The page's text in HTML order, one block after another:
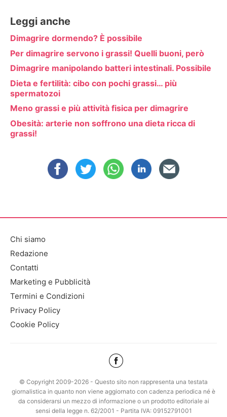
Leggi anche
Dimagrire dormendo? È possibile
Per dimagrire servono i grassi! Quelli buoni, però
Dimagrire manipolando batteri intestinali. Possibile
Dieta e fertilità: cibo con pochi grassi… più
spermatozoi
Meno grassi e più attività fisica per dimagrire
Obesità: arterie non soffrono una dieta ricca di
grassi!
Chi siamo
Redazione
Contatti
Marketing e Pubblicità
Termini e Condizioni
Privacy Policy
Cookie Policy
© Copyright 2009-2026 - Questo sito non rappresenta una testata
giornalistica in quanto non viene aggiornato con cadenza periodica né è
da considerarsi un mezzo di informazione o un prodotto editoriale ai
sensi della legge n. 62/2001 - Partita IVA: 09152791001